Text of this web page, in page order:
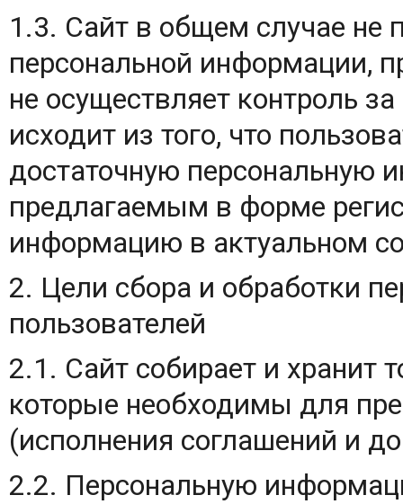
1.3. Сайт в общем случае не
персональной информации,
не осуществляет контроль
исходит из того, что
достаточную персональную
предлагаемым в форме
информацию в актуальном
2. Цели сбора и обработки
пользователей
2.1. Сайт собирает и хранит
которые необходимы для
(исполнения соглашений и
2.2. Персональную